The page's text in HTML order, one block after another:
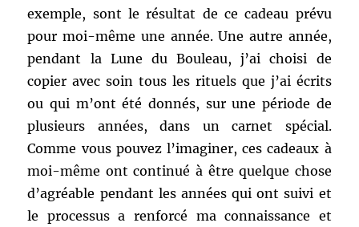
exemple, sont le résultat de ce cadeau prévu
pour moi-même une année. Une autre année,
pendant la Lune du Bouleau, j’ai choisi de
copier avec soin tous les rituels que j’ai écrits
ou qui m’ont été donnés, sur une période de
plusieurs années, dans un carnet spécial.
Comme vous pouvez l’imaginer, ces cadeaux à
moi-même ont continué à être quelque chose
d’agréable pendant les années qui ont suivi et
le processus a renforcé ma connaissance et